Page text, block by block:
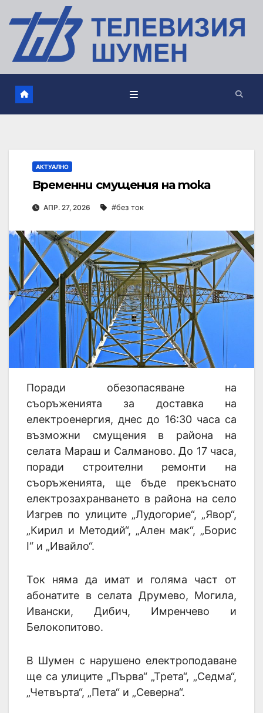
АКТУАЛНО
Временни смущения на тока
АПР. 27, 2026 #без ток
Поради обезопасяване на
съоръженията за доставка на
електроенергия, днес до 16:30 часа са
възможни смущения в района на
селата Мараш и Салманово. До 17 часа,
поради строителни ремонти на
съоръженията, ще бъде прекъснато
електрозахранването в района на село
Изгрев по улиците „Лудогорие“, „Явор“,
„Кирил и Методий“, „Ален мак“, „Борис
I“ и „Ивайло“.
Ток няма да имат и голяма част от
абонатите в селата Друмево, Могила,
Ивански, Дибич, Имренчево и
Белокопитово.
В Шумен с нарушено електроподаване
ще са улиците „Първа“ „Трета“, „Седма“,
„Четвърта“, „Пета“ и „Северна“.